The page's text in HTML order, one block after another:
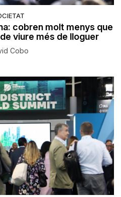
cobren molt menys que
viure més de lloguer
Cobo